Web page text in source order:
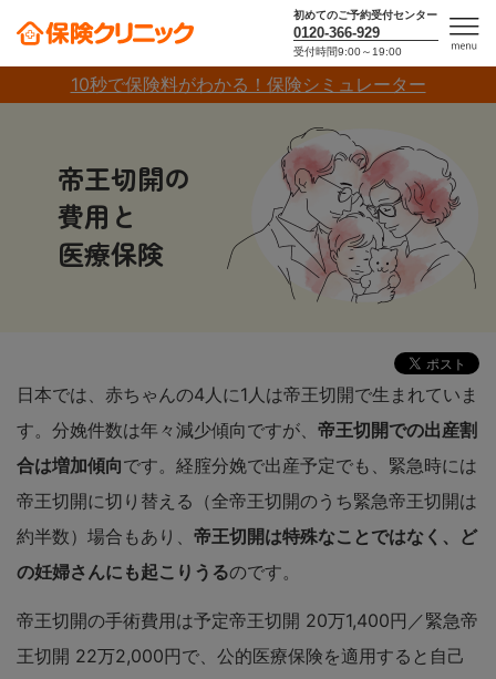
10秒で保険料がわかる！保険シミュレーター
初めてのご予約受付センター
0120-366-929
受付時間9:00～19:00
帝王切開の
費用と
医療保険
日本では、赤ちゃんの4人に1人は帝王切開で生まれていま
す。分娩件数は年々減少傾向ですが、 帝王切開での出産割
合は増加傾向です。経腟分娩で出産予定でも、緊急時には
帝王切開に切り替える（全帝王切開のうち緊急帝王切開は
約半数）場合もあり、 帝王切開は特殊なことではなく、ど
の妊婦さんにも起こりうるのです。
帝王切開の手術費用は予定帝王切開 20万1,400円／緊急帝
王切開 22万2,000円で、公的医療保険を適用すると自己